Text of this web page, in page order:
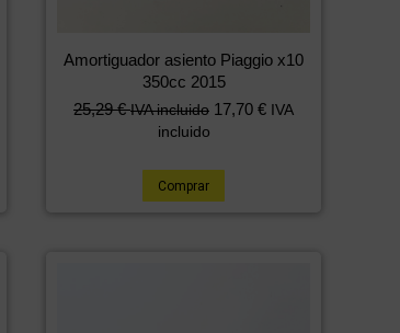
Amortiguador asiento Piaggio x10
350cc 2015
25,29€ IVA incluido 17,70 € IVA
incluido
Comprar